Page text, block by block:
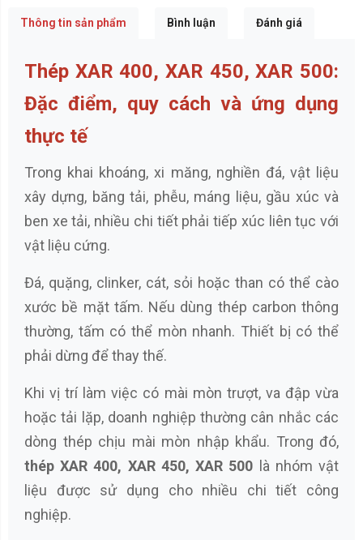
Thông tin sản phẩm Bình luận Đánh giá
Thép XAR 400, XAR 450, XAR 500:
Đặc điểm, quy cách và ứng dụng
thực tế
Trong khai khoáng, xi măng, nghiền đá, vật liệu
xây dựng, băng tải, phễu, máng liệu, gầu xúc và
ben xe tải, nhiều chi tiết phải tiếp xúc liên tục với
vật liệu cứng.
Đá, quặng, clinker, cát, sỏi hoặc than có thể cào
xước bề mặt tấm. Nếu dùng thép carbon thông
thường, tấm có thể mòn nhanh. Thiết bị có thể
phải dừng để thay thế.
Khi vị trí làm việc có mài mòn trượt, va đập vừa
hoặc tải lặp, doanh nghiệp thường cân nhắc các
dòng thép chịu mài mòn nhập khẩu. Trong đó,
thép XAR 400, XAR 450, XAR 500 là nhóm vật
liệu được sử dụng cho nhiều chi tiết công
nghiệp.